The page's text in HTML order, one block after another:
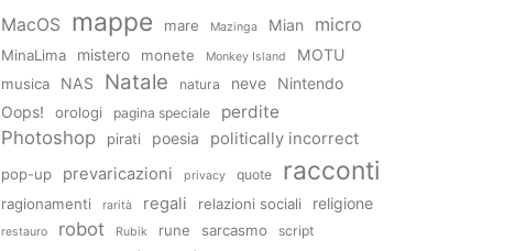
MacOS mappe mare Mazinga Mian micro
MinaLima mistero monete Monkey Island MOTU
musica NAS Natale natura neve
Nintendo
Oops!
orologi pagina speciale perdite
Photoshop pirati poesia politically incorrect
pop-up prevaricazioni privacy quote racconti
ragionamenti rarità regali relazioni sociali religione
restauro robot Rubik rune sarcasmo script